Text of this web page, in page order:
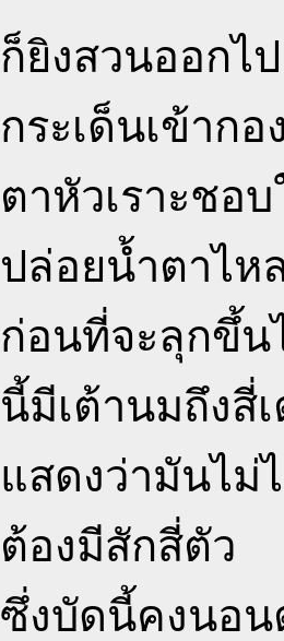
ก็ยิงสวนออกไ
กระเด็นเข้ากอ
ตาหัวเราะชอ
ปล่อยน้ำตาไห
ก่อนที่จะลุกขึ้น
นี้มีเต้านมถึงสี่
แสดงว่ามันไม่
ต้องมีสักสี่ตัว
ซึ่งบัดนี้คงนอน